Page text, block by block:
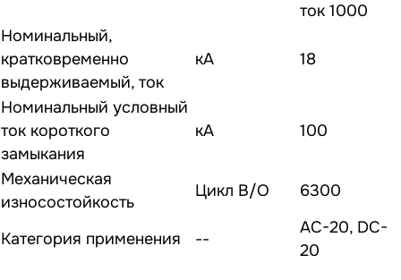
ток 1000
Номинальный,
кратковременно
выдерживаемый, ток
кА 18
Номинальный условный
ток короткого
замыкания
кА 100
Механическая
износостойкость
Цикл В/О 6300
Категория применения --
AC-20, DC-
20